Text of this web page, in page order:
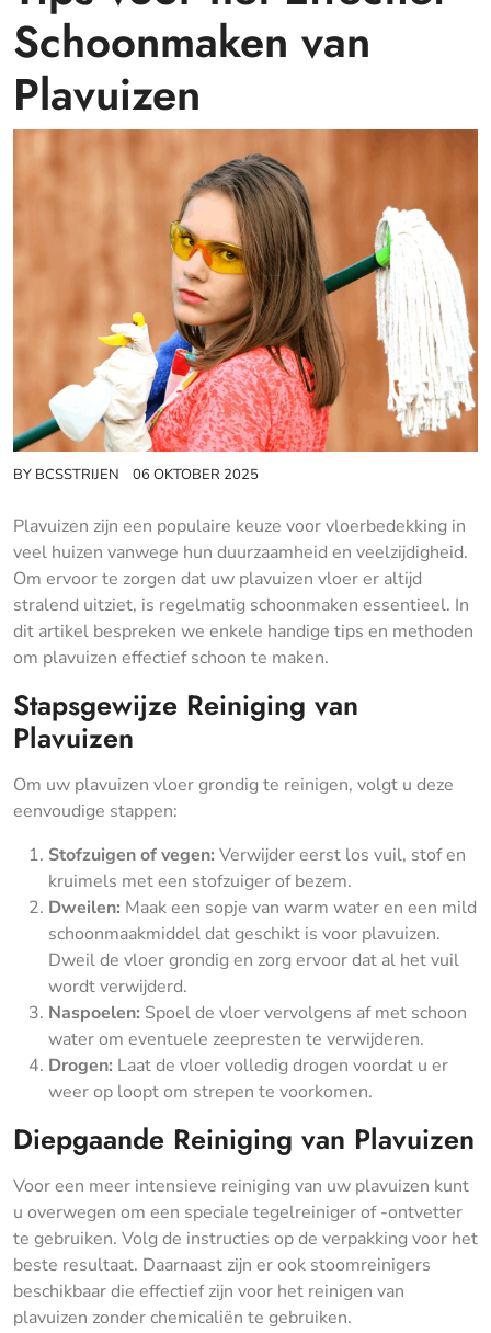
Schoonmaken van
Plavuizen
BY BCSSTRIJEN 06 OKTOBER 2025
Plavuizen zijn een populaire keuze voor vloerbedekking in
veel huizen vanwege hun duurzaamheid en veelzijdigheid.
Om ervoor te zorgen dat uw plavuizen vloer er altijd
stralend uitziet, is regelmatig schoonmaken essentieel. In
dit artikel bespreken we enkele handige tips en methoden
om plavuizen effectief schoon te maken.
Stapsgewijze Reiniging van
Plavuizen
Om uw plavuizen vloer grondig te reinigen, volgt u deze
eenvoudige stappen:
Stofzuigen of vegen: Verwijder eerst los vuil, stof en
kruimels met een stofzuiger of bezem.
Dweilen: Maak een sopje van warm water en een mild
schoonmaakmiddel dat geschikt is voor plavuizen.
Dweil de vloer grondig en zorg ervoor dat al het vuil
wordt verwijderd.
Naspoelen: Spoel de vloer vervolgens af met schoon
water om eventuele zeepresten te verwijderen.
Drogen: Laat de vloer volledig drogen voordat u er
weer op loopt om strepen te voorkomen.
Diepgaande Reiniging van Plavuizen
Voor een meer intensieve reiniging van uw plavuizen kunt
u overwegen om een speciale tegelreiniger of -ontvetter
te gebruiken. Volg de instructies op de verpakking voor het
beste resultaat. Daarnaast zijn er ook stoomreinigers
beschikbaar die effectief zijn voor het reinigen van
plavuizen zonder chemicaliën te gebruiken.